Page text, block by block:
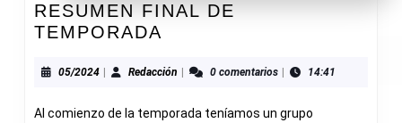
RESUMEN FINAL DE
TEMPORADA
DE
05/202405/2024
| Redacción Redacción
| 0 comentarios | 14:41
Al comienzo de la temporada teníamos un grupo